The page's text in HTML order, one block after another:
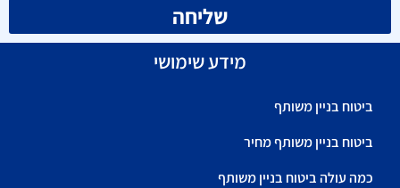
שליחה
מידע שימושי
ביטוח בניין משותף
ביטוח בניין משותף מחיר
כמה עולה ביטוח בניין משותף